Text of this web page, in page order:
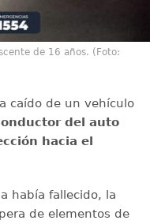
de 16 años. (Foto:
caído de un vehículo
del auto
hacia el
había fallecido, la
de elementos de